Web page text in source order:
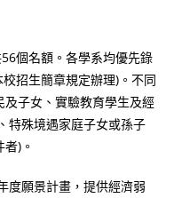
個名額。各學系均優先錄
招生簡章規定辦理)。不同
子女、實驗教育學生及經
特殊境遇家庭子女或孫子
)。
度願景計畫，提供經濟弱